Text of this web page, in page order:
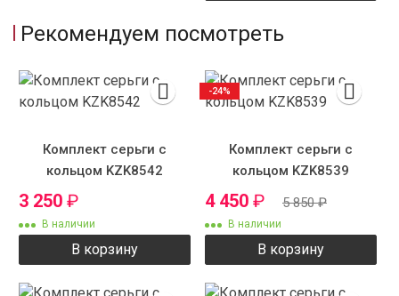
Рекомендуем посмотреть
Комплект серьги с
кольцом KZK8542
3 250 ₽
В наличии
В корзину
Комплект серьги с
кольцом KZK8539
4 450 ₽ 5 850₽
В наличии
В корзину
-24%